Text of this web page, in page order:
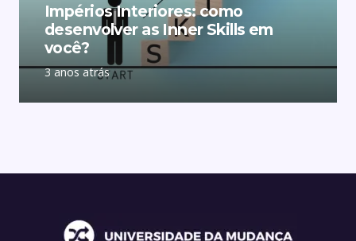
Impérios Interiores: como
desenvolver as Inner Skills em
você?
3 anos atrás